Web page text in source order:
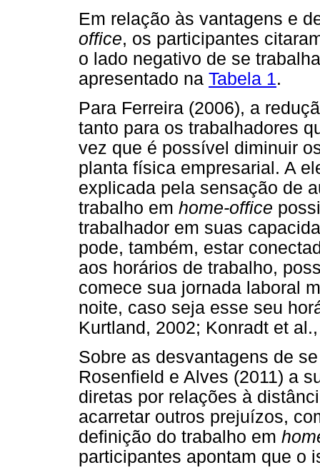
Em relação às vantagens e
office, os participantes
o lado negativo de se
apresentado na Tabela 1.
Para Ferreira (2006), a
tanto para os trabalhadores
vez que é possível diminuir
planta física empresarial. A
explicada pela sensação de
trabalho em home-office
trabalhador em suas
pode, também, estar
aos horários de trabalho,
comece sua jornada laboral
noite, caso seja esse seu
Kurtland, 2002; Konradt et
Sobre as desvantagens de
Rosenfield e Alves (2011) a
diretas por relações à
acarretar outros prejuízos,
definição do trabalho em
participantes apontam que o